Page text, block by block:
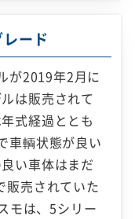
ード
が2019年2月に
は販売されて
式経過ととも
車輌状態が良い
い車体はまだ
販売されていた
モは、5シリー